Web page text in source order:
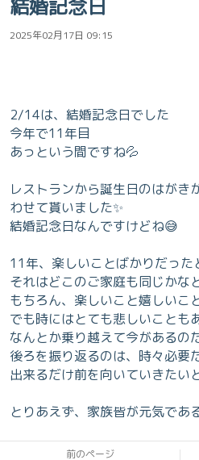
結婚記念日
2025年02月17日 09:15
2/14は、結婚記念日でした
今年で11年目
あっという間ですね💦
レストランから誕生日のはがき
わせて貰いました✨
結婚記念日なんですけどね😅
11年、楽しいことばかりだった
それはどこのご家庭も同じかな
もちろん、楽しいこと嬉しいこ
でも時にはとても悲しいことも
なんとか乗り越えて今があるの
後ろを振り返るのは、時々必要
出来るだけ前を向いていきたい
とりあえず、家族皆が元気であ
前のページ